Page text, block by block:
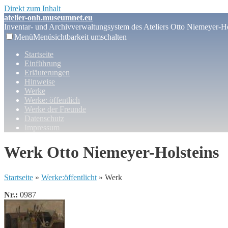
Direkt zum Inhalt
atelier-onh.museumnet.eu
Inventar- und Archivverwaltungsystem des Ateliers Otto Niemeyer-
MenüMenüsichtbarkeit umschalten
Startseite
Einführung
Erläuterungen
Hinweise
Werke
Werke: öffentlich
Werke der Freunde
Datenschutz
Impressum
Werk Otto Niemeyer-Holsteins
Startseite » Werke:öffentlicht » Werk
Nr.: 0987